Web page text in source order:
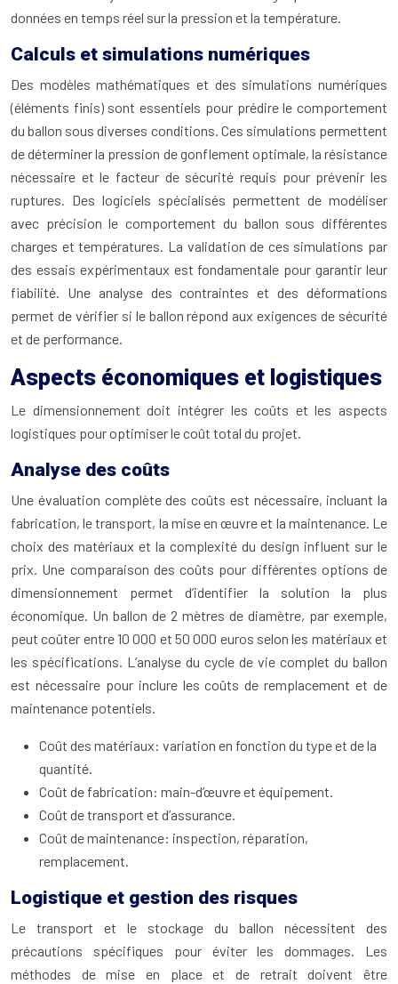
données en temps réel sur la pression et la température.
Calculs et simulations numériques
Des modèles mathématiques et des simulations numériques
(éléments finis) sont essentiels pour prédire le comportement
du ballon sous diverses conditions. Ces simulations permettent
de déterminer la pression de gonflement optimale, la résistance
nécessaire et le facteur de sécurité requis pour prévenir les
ruptures. Des logiciels spécialisés permettent de modéliser
avec précision le comportement du ballon sous différentes
charges et températures. La validation de ces simulations par
des essais expérimentaux est fondamentale pour garantir leur
fiabilité. Une analyse des contraintes et des déformations
permet de vérifier si le ballon répond aux exigences de sécurité
et de performance.
Aspects économiques et logistiques
Le dimensionnement doit intégrer les coûts et les aspects
logistiques pour optimiser le coût total du projet.
Analyse des coûts
Une évaluation complète des coûts est nécessaire, incluant la
fabrication, le transport, la mise en œuvre et la maintenance. Le
choix des matériaux et la complexité du design influent sur le
prix. Une comparaison des coûts pour différentes options de
dimensionnement permet d’identifier la solution la plus
économique. Un ballon de 2 mètres de diamètre, par exemple,
peut coûter entre 10 000 et 50 000 euros selon les matériaux et
les spécifications. L’analyse du cycle de vie complet du ballon
est nécessaire pour inclure les coûts de remplacement et de
maintenance potentiels.
Coût des matériaux: variation en fonction du type et de la
quantité.
Coût de fabrication: main-d’œuvre et équipement.
Coût de transport et d’assurance.
Coût de maintenance: inspection, réparation,
remplacement.
Logistique et gestion des risques
Le transport et le stockage du ballon nécessitent des
précautions spécifiques pour éviter les dommages. Les
méthodes de mise en place et de retrait doivent être